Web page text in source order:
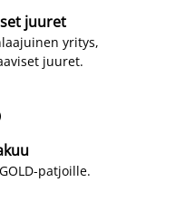
juuret
yritys,
juuret.
patjoille.